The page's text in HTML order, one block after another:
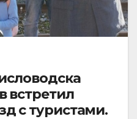
встретил
с туристами.